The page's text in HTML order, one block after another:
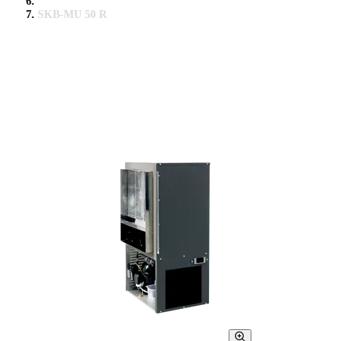
SKB-MU 50 R